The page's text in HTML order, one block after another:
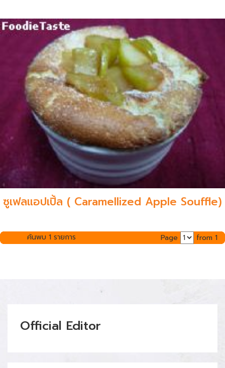
ซูเฟลแอปเปิ้ล ( Caramellized Apple Souffle)
ค้นพบ 1 รายการ Page from 1
Official Editor